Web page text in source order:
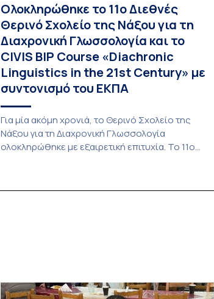
Ολοκληρώθηκε το 11ο Διεθνές
Θερινό Σχολείο της Νάξου για τη
Διαχρονική Γλωσσολογία και το
CIVIS BIP Course «Diachronic
Linguistics in the 21st Century» με
συντονισμό του ΕΚΠΑ
Για μία ακόμη χρονιά, το Θερινό Σχολείο της
Νάξου για τη Διαχρονική Γλωσσολογία
ολοκληρώθηκε με εξαιρετική επιτυχία. Το 11ο
Linguistics in the 21st Century», διεξήχθη από τις